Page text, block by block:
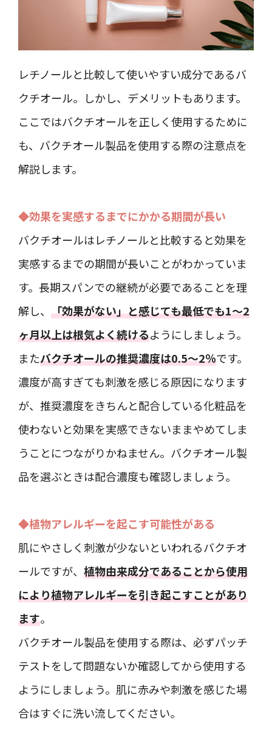
レチノールと比較して使いやすい成分であるバ
クチオール。しかし、デメリットもあります。
ここではバクチオールを正しく使用するために
も、バクチオール製品を使用する際の注意点を
解説します。
◆効果を実感するまでにかかる期間が長い
バクチオールはレチノールと比較すると効果を
実感するまでの期間が長いことがわかっていま
す。長期スパンでの継続が必要であることを理
解し、 「効果がない」と感じても最低でも1～2
ヶ月以上は根気よく続けるようにしましょう。
またバクチオールの推奨濃度は0.5～2％です。
濃度が高すぎても刺激を感じる原因になります
が、推奨濃度をきちんと配合している化粧品を
使わないと効果を実感できないままやめてしま
うことにつながりかねません。バクチオール製
品を選ぶときは配合濃度も確認しましょう。
◆植物アレルギーを起こす可能性がある
肌にやさしく刺激が少ないといわれるバクチオ
ールですが、 植物由来成分であることから使用
により植物アレルギーを引き起こすことがあり
ます。
バクチオール製品を使用する際は、必ずパッチ
テストをして問題ないか確認してから使用する
ようにしましょう。肌に赤みや刺激を感じた場
合はすぐに洗い流してください。